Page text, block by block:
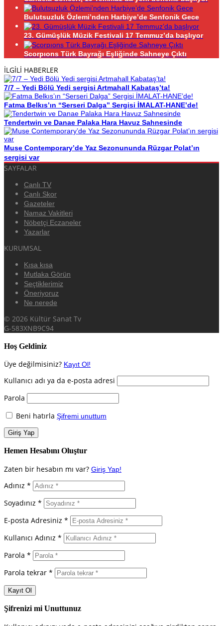
Bulutsuzluk Özlemi’nden Harbiye’de Senfonik Gece
23. Gümüşlük Müzik Festivali 17 Temmuz’da başlıyor
Scorpıons Türk Bayrağı Eşliğinde Sahneye Çıktı
İLGİLİ HABERLER
7/7 – Yedi Bölü Yedi sergisi Artmahall Kabataş’ta!
Fatma Belkıs’ın “Serseri Dalga” Sergisi İMALAT-HANE’de!
Tendertwin ve Danae Palaka Hara Havuz Sahnesinde
Muse Contemporary’de Yaz Sezonununda Rüzgar Polat’ın
sergisi var
SAYFALAR
Canlı TV
Canlı Skor
Gazeteler
Namaz Vakitleri
Nöbetçi Eczaneler
Yazarlar
KURUMSAL
Kısa kısa
Mutlaka Görün
Seçtiklerimiz
Öneriyoruz
Ne nerede
© 2026 Kültür Sanat Tv
G-583XNB9C94
Hoş Geldiniz
Üye değilmisiniz? Kayıt Ol!
Kullanıcı adı ya da e-posta adresi
Parola
Beni hatırla Şifremi unuttum
Hemen Hesabını Oluştur
Zaten bir hesabın mı var? Giriş Yap!
Adınız *
Soyadınız *
E-posta Adresiniz *
Kullanıcı Adınız *
Parola *
Parola tekrar *
Şifrenizi mi Unuttunuz